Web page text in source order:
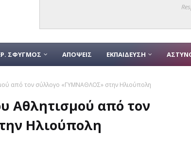
ΣΦΥΓΜΟΣ ΑΠΟΨΕΙΣ ΕΚΠΑΙΔΕΥΣΗ
από τον σύλλογο «ΓΥΜΝΑΘΛΟΣ» στην Hλιούπολη
Aθλητισμού από τον
Hλιούπολη